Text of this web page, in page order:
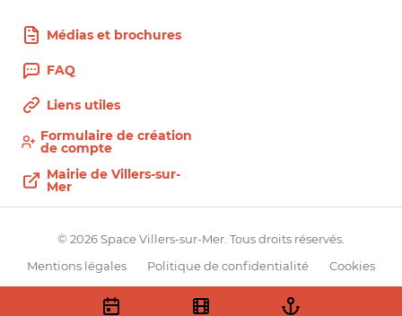
Médias et brochures
FAQ
Liens utiles
Formulaire de création
de compte
Mairie de Villers-sur-
Mer
© 2026 Space Villers-sur-Mer. Tous droits réservés.
Mentions légales
Politique de confidentialité Cookies